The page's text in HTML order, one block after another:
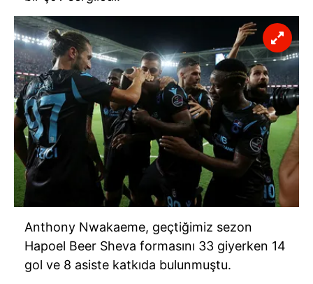
Anthony Nwakaeme, geçtiğimiz sezon
Hapoel Beer Sheva formasını 33 giyerken 14
gol ve 8 asiste katkıda bulunmuştu.